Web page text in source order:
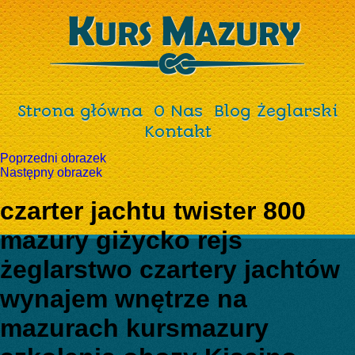
Strona główna O Nas
Blog Żeglarski
Kontakt
Poprzedni obrazek
Następny obrazek
czarter jachtu twister 800
mazury giżycko rejs
żeglarstwo czartery jachtów
wynajem wnętrze na
mazurach kursmazury